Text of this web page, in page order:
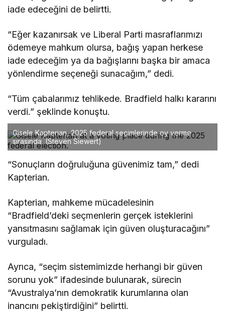
iade edeceğini de belirtti.
“Eğer kazanırsak ve Liberal Parti masraflarımızı
ödemeye mahkum olursa, bağış yapan herkese
iade edeceğim ya da bağışlarını başka bir amaca
yönlendirme seçeneği sunacağım,” dedi.
“Tüm çabalarımız tehlikede. Bradfield halkı kararını
verdi.” şeklinde konuştu.
Gisele Kapterian, 2025 federal seçimlerinde oy verme
sırasında. (Steven Siewert)
“Sonuçların doğruluğuna güvenimiz tam,” dedi
Kapterian.
Kapterian, mahkeme mücadelesinin
“Bradfield’deki seçmenlerin gerçek isteklerini
yansıtmasını sağlamak için güven oluşturacağını”
vurguladı.
Ayrıca, “seçim sistemimizde herhangi bir güven
sorunu yok” ifadesinde bulunarak, sürecin
“Avustralya’nın demokratik kurumlarına olan
inancını pekiştirdiğini” belirtti.